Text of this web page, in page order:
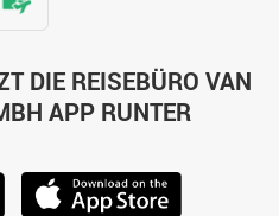
DIE REISEBÜRO VAN
APP RUNTER